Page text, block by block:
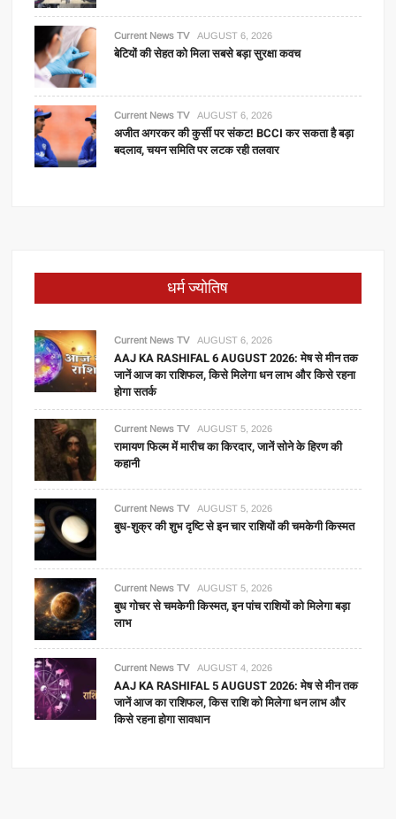
Current News TV AUGUST 6, 2026
बेटियों की सेहत को मिला सबसे बड़ा सुरक्षा कवच
Current News TV AUGUST 6, 2026
अजीत अगरकर की कुर्सी पर संकट! BCCI कर सकता है बड़ा
बदलाव, चयन समिति पर लटक रही तलवार
धर्म ज्योतिष
Current News TV AUGUST 6, 2026
AAJ KA RASHIFAL 6 AUGUST 2026: मेष से मीन तक
जानें आज का राशिफल, किसे मिलेगा धन लाभ और किसे रहना
होगा सतर्क
Current News TV AUGUST 5, 2026
रामायण फिल्म में मारीच का किरदार, जानें सोने के हिरण की
कहानी
Current News TV AUGUST 5, 2026
बुध-शुक्र की शुभ दृष्टि से इन चार राशियों की चमकेगी किस्मत
Current News TV AUGUST 5, 2026
बुध गोचर से चमकेगी किस्मत, इन पांच राशियों को मिलेगा बड़ा
लाभ
Current News TV AUGUST 4, 2026
AAJ KA RASHIFAL 5 AUGUST 2026: मेष से मीन तक
जानें आज का राशिफल, किस राशि को मिलेगा धन लाभ और
किसे रहना होगा सावधान